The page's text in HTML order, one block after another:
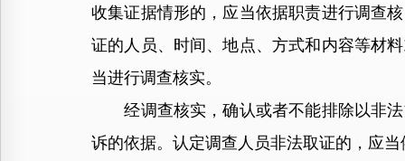
收集证据情形的，应当依据职责进行调查
证的人员、时间、地点、方式和内容等材
当进行调查核实。
经调查核实，确认或者不能排除以非法
诉的依据。认定调查人员非法取证的，应